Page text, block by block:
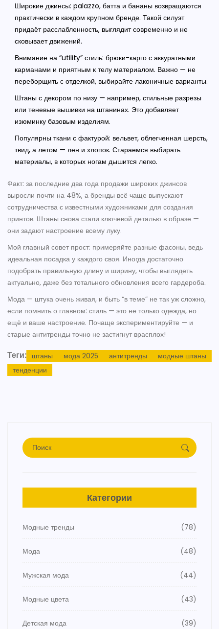
Широкие джинсы: palazzo, батта и бананы возвращаются
практически в каждом крупном бренде. Такой силуэт
придаёт расслабленность, выглядит современно и не
сковывает движений.
Внимание на “utility” стиль: брюки-карго с аккуратными
карманами и приятным к телу материалом. Важно — не
переборщить с отделкой, выбирайте лаконичные варианты.
Штаны с декором по низу — например, стильные разрезы
или теневые вышивки на штанинах. Это добавляет
изюминку базовым изделиям.
Популярны ткани с фактурой: вельвет, облегченная шерсть,
твид, а летом — лен и хлопок. Стараемся выбирать
материалы, в которых ногам дышится легко.
Факт: за последние два года продажи широких джинсов
выросли почти на 48%, а бренды всё чаще выпускают
сотрудничества с известными художниками для создания
принтов. Штаны снова стали ключевой деталью в образе —
они задают настроение всему луку.
Мой главный совет прост: примеряйте разные фасоны, ведь
идеальная посадка у каждого своя. Иногда достаточно
подобрать правильную длину и ширину, чтобы выглядеть
актуально, даже без тотального обновления всего гардероба.
Мода — штука очень живая, и быть “в теме” не так уж сложно,
если помнить о главном: стиль — это не только одежда, но
ещё и ваше настроение. Почаще экспериментируйте — и
старые антитренды точно не застигнут врасплох!
Теги: штаны мода 2025 антитренды
модные штаны
тенденции
Категории
Модные тренды (78)
Мода (48)
Мужская мода (44)
Модные цвета (43)
Детская мода (39)